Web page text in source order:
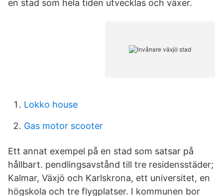
en stad som hela tiden utvecklas och växer.
Lokko house
Gas motor scooter
Ett annat exempel på en stad som satsar på
hållbart. pendlingsavstånd till tre residensstäder;
Kalmar, Växjö och Karlskrona, ett universitet, en
högskola och tre flygplatser. I kommunen bor